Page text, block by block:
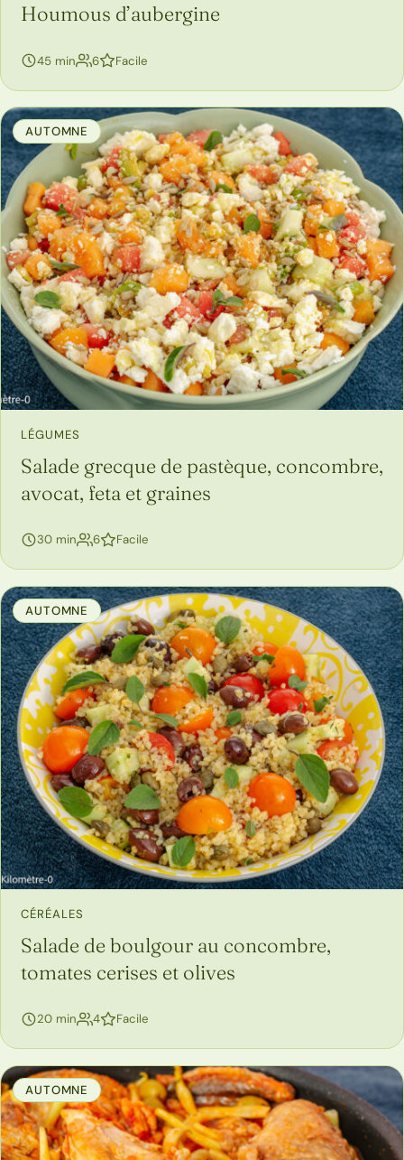
Houmous d’aubergine
45 min 6personnes
Facile
AUTOMNE
LÉGUMES
Salade grecque de pastèque, concombre,
avocat, feta et graines
30 min 6personnes
Facile
AUTOMNE
CÉRÉALES
Salade de boulgour au concombre,
tomates cerises et olives
20 min 4personnes
Facile
AUTOMNE